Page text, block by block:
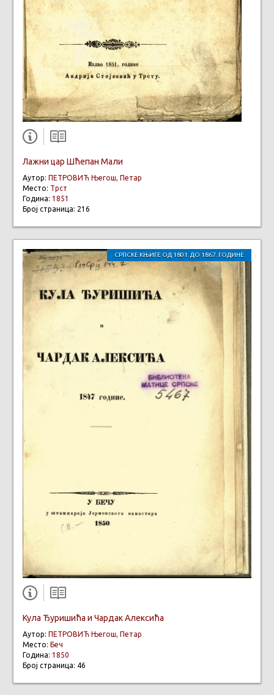
Лажни цар Шћепан Мали
Аутор: ПЕТРОВИЋ Његош, Петар
Место: Трст
Година: 1851
Број страница: 216
СРПСКЕ КЊИГЕ ОД 1801. ДО 1867. ГОДИНЕ
Кула Ђуришића и Чардак Алексића
Аутор: ПЕТРОВИЋ Његош, Петар
Место: Беч
Година: 1850
Број страница: 46